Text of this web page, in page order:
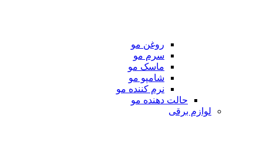
روغن مو
سرم مو
ماسک مو
شامپو مو
نرم کننده مو
حالت دهنده مو
لوازم برقی